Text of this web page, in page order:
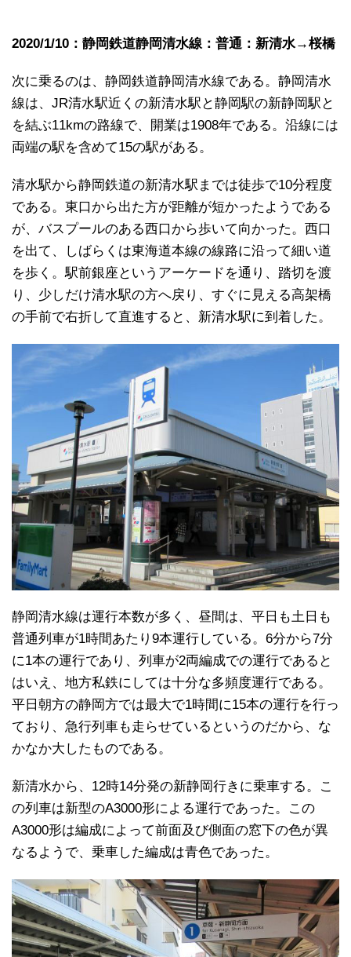
2020/1/10：静岡鉄道静岡清水線：普通：新清水→桜橋
次に乗るのは、静岡鉄道静岡清水線である。静岡清水
線は、JR清水駅近くの新清水駅と静岡駅の新静岡駅と
を結ぶ11kmの路線で、開業は1908年である。沿線には
両端の駅を含めて15の駅がある。
清水駅から静岡鉄道の新清水駅までは徒歩で10分程度
である。東口から出た方が距離が短かったようである
が、バスプールのある西口から歩いて向かった。西口
を出て、しばらくは東海道本線の線路に沿って細い道
を歩く。駅前銀座というアーケードを通り、踏切を渡
り、少しだけ清水駅の方へ戻り、すぐに見える高架橋
の手前で右折して直進すると、新清水駅に到着した。
静岡清水線は運行本数が多く、昼間は、平日も土日も
普通列車が1時間あたり9本運行している。6分から7分
に1本の運行であり、列車が2両編成での運行であると
はいえ、地方私鉄にしては十分な多頻度運行である。
平日朝方の静岡方では最大で1時間に15本の運行を行っ
ており、急行列車も走らせているというのだから、な
かなか大したものである。
新清水から、12時14分発の新静岡行きに乗車する。こ
の列車は新型のA3000形による運行であった。この
A3000形は編成によって前面及び側面の窓下の色が異
なるようで、乗車した編成は青色であった。